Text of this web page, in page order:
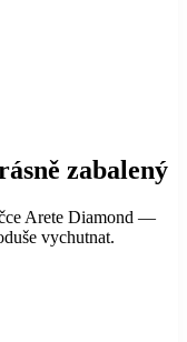
zabalený
Arete Diamond —
vychutnat.